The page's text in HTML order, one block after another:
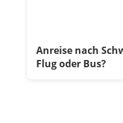
Anreise nach
Flug oder Bus?